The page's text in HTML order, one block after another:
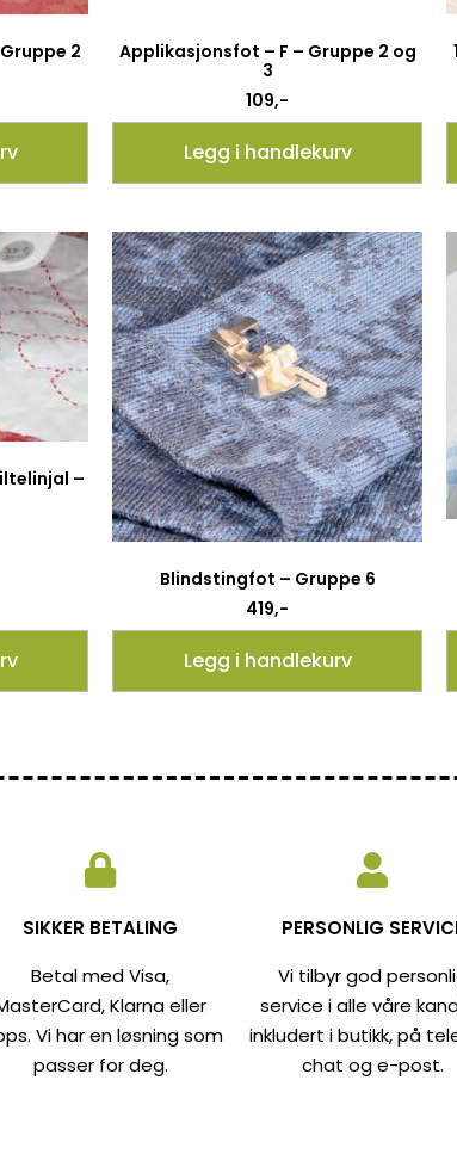
2
Applikasjonsfot – F – Gruppe 2 og
3
109,-
Legg i handlekurv
–
Blindstingfot – Gruppe 6
419,-
Legg i handlekurv
SIKKER BETALING
Betal med Visa,
Klarna eller
Vi har en løsning som
passer for deg.
PERSONLIG
Vi tilbyr god
service i alle våre
inkludert i butikk, på
chat og e-post.